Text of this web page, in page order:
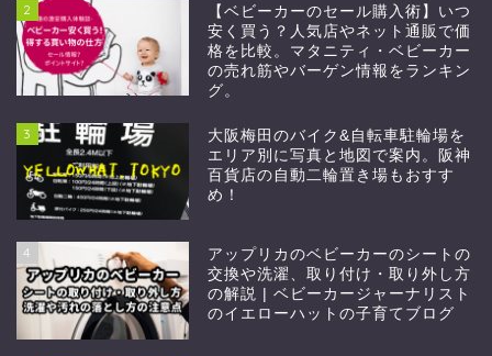
2
【ベビーカーのセール購入術】いつ
安く買う？人気店やネット通販で価
格を比較。マタニティ・ベビーカー
の売れ筋やバーゲン情報をランキン
グ。
3
大阪梅田のバイク&自転車駐輪場を
エリア別に写真と地図で案内。阪神
百貨店の自動二輪置き場もおすす
め！
4
アップリカのベビーカーのシートの
交換や洗濯、取り付け・取り外し方
の解説 | ベビーカージャーナリスト
のイエローハットの子育てブログ